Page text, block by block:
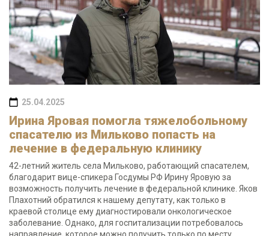
25.04.2025
Ирина Яровая помогла тяжелобольному
спасателю из Мильково попасть на
лечение в федеральную клинику
42-летний житель села Мильково, работающий спасателем,
благодарит вице-спикера Госдумы РФ Ирину Яровую за
возможность получить лечение в федеральной клинике. Яков
Плахотний обратился к нашему депутату, как только в
краевой столице ему диагностировали онкологическое
заболевание. Однако, для госпитализации потребовалось